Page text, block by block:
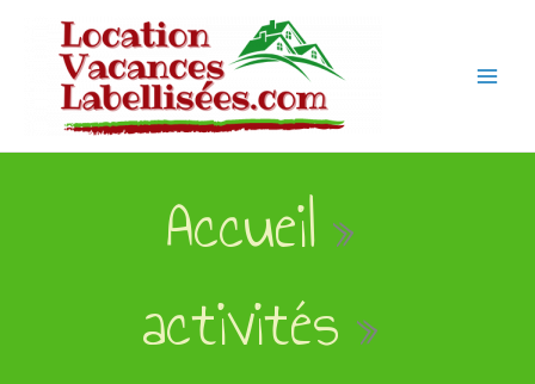
Accueil
activités